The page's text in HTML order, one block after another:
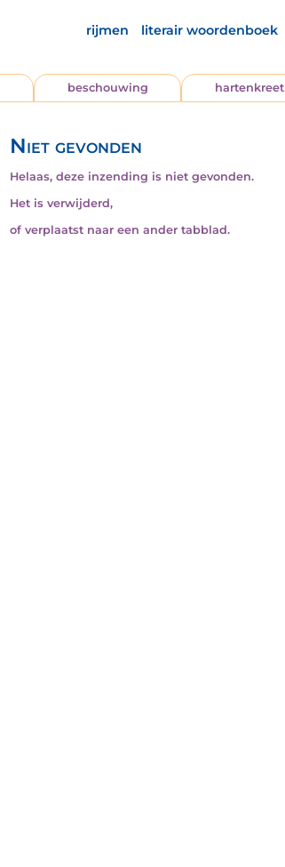
rijmen literair woordenboek
beschouwing hartenkreet
Niet gevonden
Helaas, deze inzending is niet gevonden.
Het is verwijderd,
of verplaatst naar een ander tabblad.